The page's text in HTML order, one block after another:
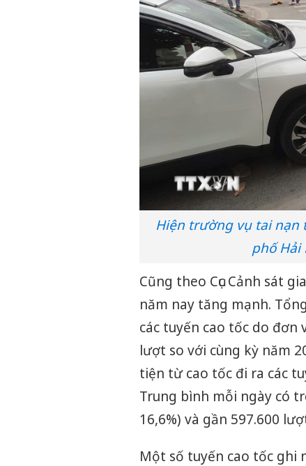
Hiện trường vụ tai nạn
phố Hải
Cũng theo Cục Cảnh sát
năm nay tăng mạnh.
các tuyến cao tốc do đơn
lượt so với cùng kỳ năm
tiện từ cao tốc đi ra các
Trung bình mỗi ngày có
16,6%) và gần 597.600
Một số tuyến cao tốc ghi